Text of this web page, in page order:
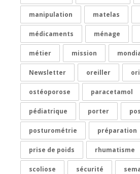
manipulation matelas
médicaments ménage
métier mission
Newsletter oreiller
ostéoporose paracetamol
pédiatrique porter
posturométrie préparation
prise de poids rhumatisme
scoliose sécurité